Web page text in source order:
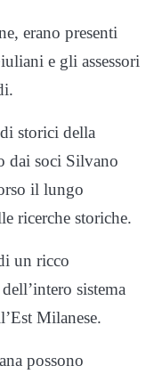
erano presenti
e gli assessori
storici della
dai soci Silvano
il lungo
ricerche storiche.
un ricco
sistema
Milanese.
possono